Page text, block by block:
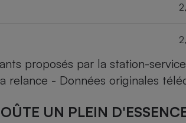
proposés par la station-
relance - Données originales
UN PLEIN